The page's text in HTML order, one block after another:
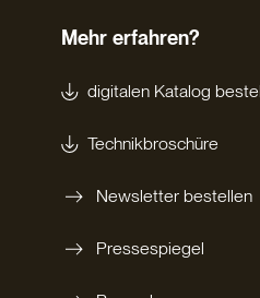
Mehr erfahren?
digitalen Katalog
Technikbroschüre
Newsletter bestellen
Pressespiegel